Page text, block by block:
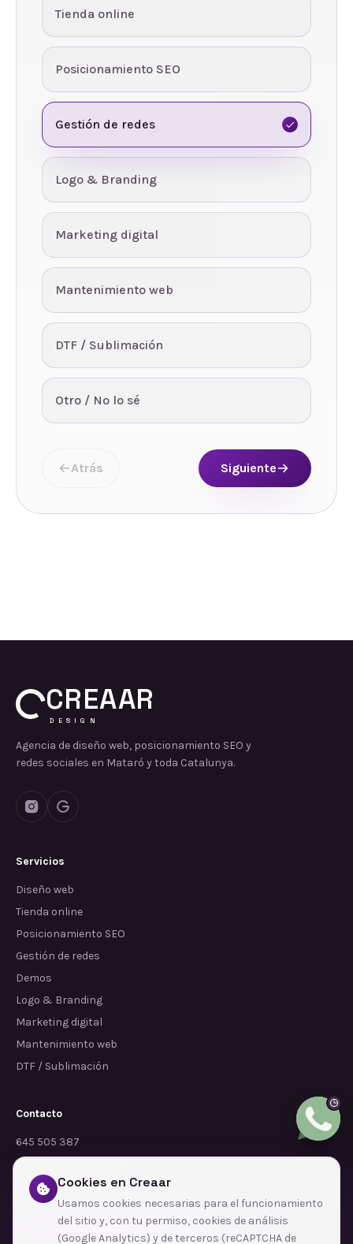
Tienda online
Posicionamiento SEO
Gestión de redes
Logo & Branding
Marketing digital
Mantenimiento web
DTF / Sublimación
Otro / No lo sé
Atrás Siguiente
CREAAR
DESIGN
Agencia de diseño web, posicionamiento SEO y
redes sociales en Mataró y toda Catalunya.
Servicios
Diseño web
Tienda online
Posicionamiento SEO
Gestión de redes
Demos
Logo & Branding
Marketing digital
Mantenimiento web
DTF / Sublimación
Contacto
645 505 387
info@dependalium.com
Mataró (Barcelona)
Déjanos tu reseña en Google
Cookies en Creaar
Usamos cookies necesarias para el funcionamiento
del sitio y, con tu permiso, cookies de análisis
(Google Analytics) y de terceros (reCAPTCHA de